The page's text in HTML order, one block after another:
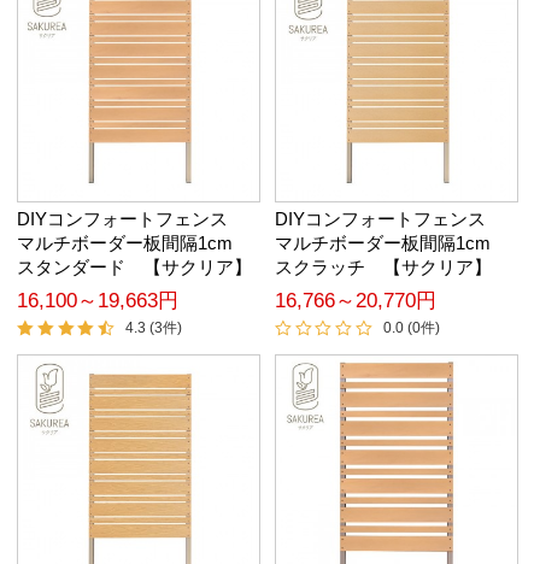
DIYコンフォートフェンス
マルチボーダー板間隔1cm
スタンダード 【サクリア】
16,100～19,663円
4.3 (3件)
DIYコンフォートフェンス
マルチボーダー板間隔1cm
スクラッチ 【サクリア】
16,766～20,770円
0.0 (0件)